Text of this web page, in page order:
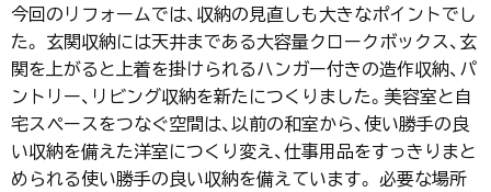
今回のリフォームでは、収納の見直しも大きなポイントでし
た。 玄関収納には天井まである大容量クロークボックス、玄
関を上がると上着を掛けられるハンガー付きの造作収納、パ
ントリー、リビング収納を新たにつくりました。美容室と自
宅スペースをつなぐ空間は、以前の和室から、使い勝手の良
い収納を備えた洋室につくり変え、仕事用品をすっきりまと
められる使い勝手の良い収納を備えています。 必要な場所